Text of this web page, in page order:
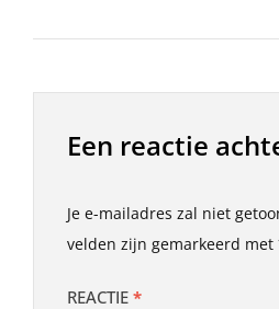
Een reactie
Je e-mailadres zal niet
velden zijn gemarkeerd met
REACTIE *